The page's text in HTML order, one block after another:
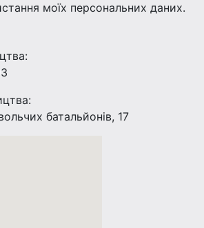
моїх персональних даних.
батальйонів, 17